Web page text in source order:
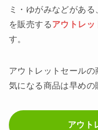
ミ・ゆがみなどがあ
を販売するアウトレッ
す。
アウトレットセール
気になる商品は早めの
アウト